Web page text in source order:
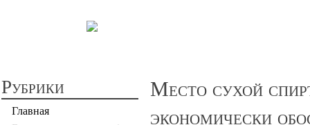
Рубрики
Главная
Место сухой
экономически